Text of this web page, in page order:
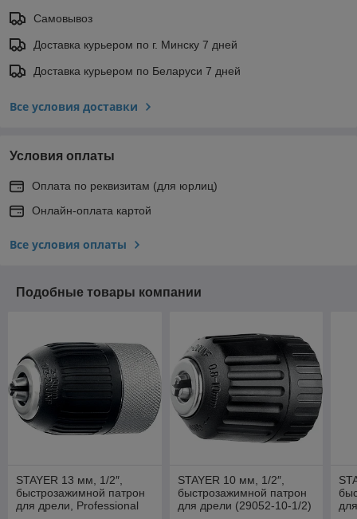
Самовывоз
Доставка курьером по г. Минску 7 дней
Доставка курьером по Беларуси 7 дней
Все условия доставки
Условия оплаты
Оплата по реквизитам (для юрлиц)
Онлайн-оплата картой
Все условия оплаты
Подобные товары компании
STAYER 13 мм, 1/2″,
быстрозажимной патрон
для дрели, Professional
STAYER 10 мм, 1/2″,
быстрозажимной патрон
для дрели (29052-10-1/2)